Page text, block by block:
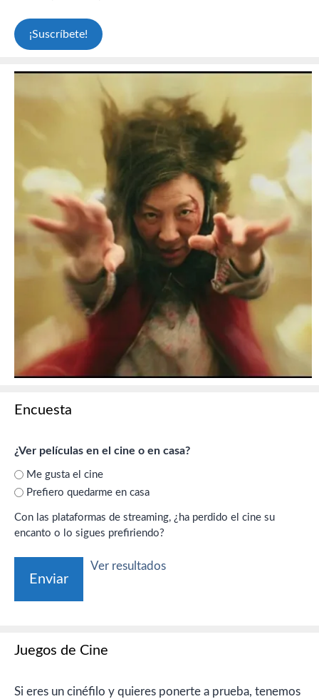
Encuesta
¿Ver películas en el cine o en casa?
Me gusta el cine
Prefiero quedarme en casa
Con las plataformas de streaming, ¿ha perdido el cine su
encanto o lo sigues prefiriendo?
Ver resultados
Juegos de Cine
Si eres un cinéfilo y quieres ponerte a prueba, tenemos